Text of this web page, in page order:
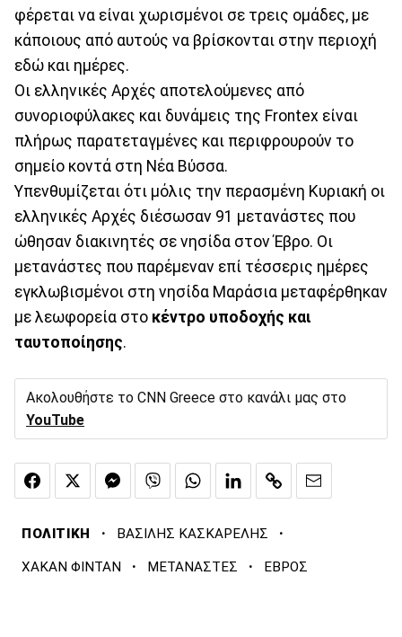
φέρεται να είναι χωρισμένοι σε τρεις ομάδες, με
κάποιους από αυτούς να βρίσκονται στην περιοχή
εδώ και ημέρες.
Οι ελληνικές Αρχές αποτελούμενες από
συνοριοφύλακες και δυνάμεις της Frontex είναι
πλήρως παρατεταγμένες και περιφρουρούν το
σημείο κοντά στη Νέα Βύσσα.
Υπενθυμίζεται ότι μόλις την περασμένη Κυριακή οι
ελληνικές Αρχές διέσωσαν 91 μετανάστες που
ώθησαν διακινητές σε νησίδα στον Έβρο. Οι
μετανάστες που παρέμεναν επί τέσσερις ημέρες
εγκλωβισμένοι στη νησίδα Μαράσια μεταφέρθηκαν
με λεωφορεία στο κέντρο υποδοχής και
ταυτοποίησης.
Ακολουθήστε το CNN Greece στο κανάλι μας στο
YouTube
ΠΟΛΙΤΙΚΗ · ΒΑΣΙΛΗΣ ΚΑΣΚΑΡΕΛΗΣ ·
ΧΑΚΑΝ ΦΙΝΤΑΝ · ΜΕΤΑΝΑΣΤΕΣ · ΕΒΡΟΣ